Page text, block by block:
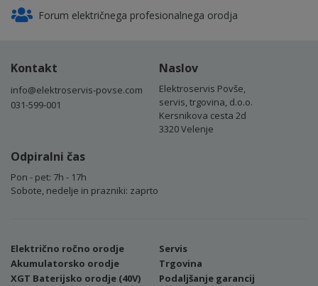
Forum električnega profesionalnega orodja
Kontakt
info@elektroservis-povse.com
031-599-001
Naslov
Elektroservis Povše,
servis, trgovina, d.o.o.
Kersnikova cesta 2d
3320 Velenje
Odpiralni čas
Pon - pet: 7h - 17h
Sobote, nedelje in prazniki: zaprto
Električno ročno orodje
Akumulatorsko orodje
XGT Baterijsko orodje (40V)
Servis
Trgovina
Podaljšanje garancij